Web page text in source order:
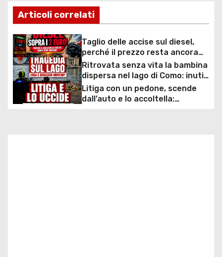
v
i
g
a
z
Articoli correlati
Taglio delle accise sul diesel,
perché il prezzo resta ancora
sopra i 2 euro nonostante lo
sconto deciso dal Governo
Ritrovata senza vita la bambina
dispersa nel lago di Como: inutili
ore di ricerche dei
sommozzatori
Litiga con un pedone, scende
dall’auto e lo accoltella: